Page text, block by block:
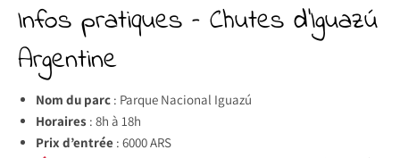
Infos pratiques – Chutes d’Iguazú
Argentine
Nom du parc : Parque Nacional Iguazú
Horaires : 8h à 18h
Prix d’entrée : 6000 ARS